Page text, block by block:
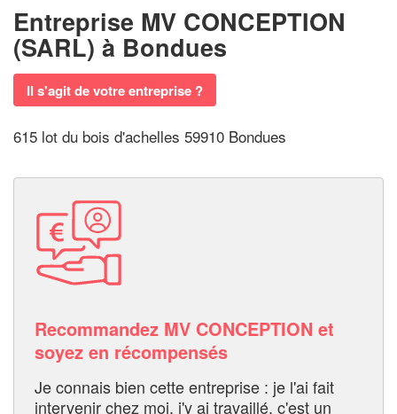
Entreprise MV CONCEPTION
(SARL) à Bondues
Il s'agit de votre entreprise ?
615 lot du bois d'achelles 59910 Bondues
Recommandez MV CONCEPTION et
soyez en récompensés
Je connais bien cette entreprise : je l'ai fait
intervenir chez moi, j'y ai travaillé, c'est un